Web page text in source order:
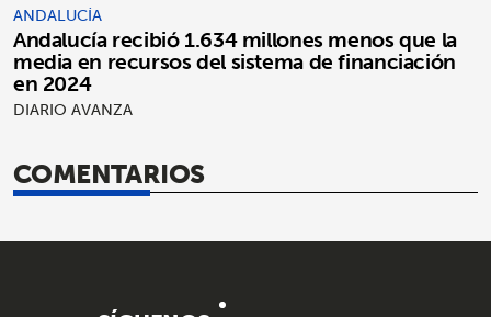
ANDALUCÍA
Andalucía recibió 1.634 millones menos que la
media en recursos del sistema de financiación
en 2024
DIARIO AVANZA
COMENTARIOS